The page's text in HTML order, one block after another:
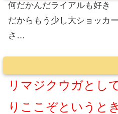
何だかんだライアルも好き
だからもう少し大ショッカ
さ…
リマジクウガとし
りここぞというと